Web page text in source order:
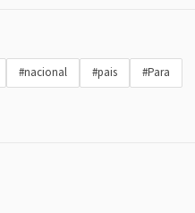
#nacional #pais
#Para